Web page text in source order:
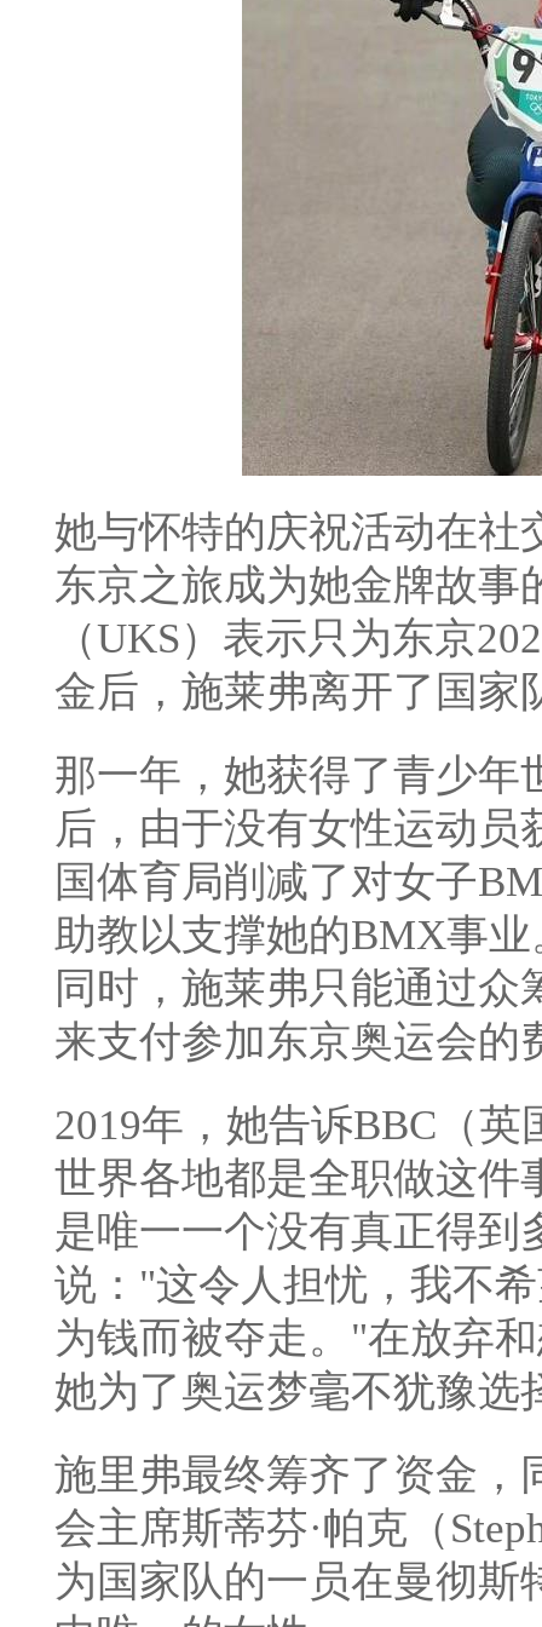
她与怀特的庆祝活动在社
东京之旅成为她金牌故事
（UKS）表示只为东京
金后，施莱弗离开了国家
那一年，她获得了青少年
后，由于没有女性运动
国体育局削减了对女子
助教以支撑她的BMX事
同时，施莱弗只能通过
来支付参加东京奥运会的
2019年，她告诉BBC（
世界各地都是全职做这件
是唯一一个没有真正得到
说："这令人担忧，我不
为钱而被夺走。"在放弃
她为了奥运梦毫不犹豫选
施里弗最终筹齐了资金，
会主席斯蒂芬·帕克（
为国家队的一员在曼彻